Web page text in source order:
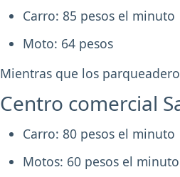
Carro: 85 pesos el minuto
Moto: 64 pesos
Mientras que los
Centro comercial
Carro: 80 pesos el minuto
Motos: 60 pesos el minuto